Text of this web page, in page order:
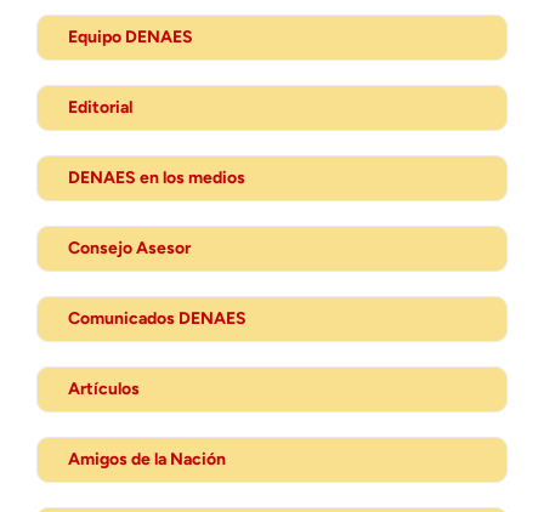
Equipo DENAES
Editorial
DENAES en los medios
Consejo Asesor
Comunicados DENAES
Artículos
Amigos de la Nación